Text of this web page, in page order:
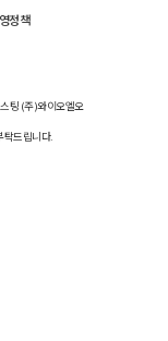
정책
팅 (주)와이오엘오
탁드립니다.